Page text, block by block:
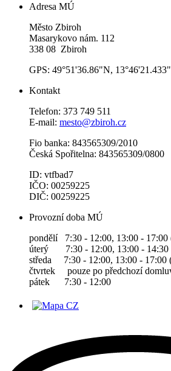
Adresa MÚ
Město Zbiroh
Masarykovo nám. 112
338 08 Zbiroh
GPS: 49°51'36.86"N,
Kontakt
Telefon: 373 749 511
E-mail: mesto@zbiroh.cz
Fio banka: 843565309/2010
Česká Spořitelna: 843565309/0800
ID: vtfbad7
IČO: 00259225
DIČ: 00259225
Provozní doba MÚ
pondělí 7:30 - 12:00, 13:00 - 17:00
úterý 7:30 - 12:00, 13:00 - 14:30
středa 7:30 - 12:00, 13:00 - 17:00
čtvrtek pouze po předchozí
pátek 7:30 - 12:00